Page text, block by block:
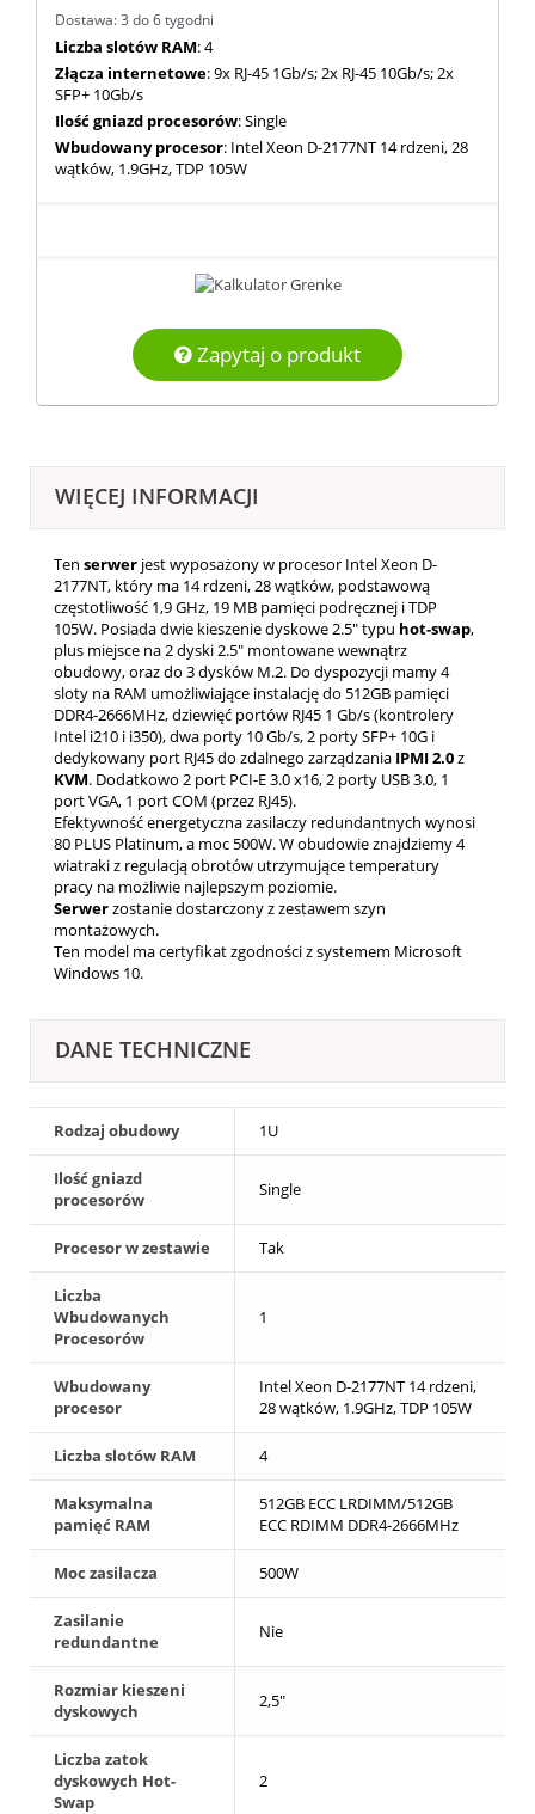
Dostawa: 3 do 6 tygodni
Liczba slotów RAM: 4
Złącza internetowe: 9x RJ-45 1Gb/s; 2x RJ-45 10Gb/s; 2x
SFP+ 10Gb/s
Ilość gniazd procesorów: Single
Wbudowany procesor: Intel Xeon D-2177NT 14 rdzeni, 28
wątków, 1.9GHz, TDP 105W
Zapytaj o produkt
WIĘCEJ INFORMACJI
Ten serwer jest wyposażony w procesor Intel Xeon D-
2177NT, który ma 14 rdzeni, 28 wątków, podstawową
częstotliwość 1,9 GHz, 19 MB pamięci podręcznej i TDP
105W. Posiada dwie kieszenie dyskowe 2.5" typu hot-swap,
plus miejsce na 2 dyski 2.5" montowane wewnątrz
obudowy, oraz do 3 dysków M.2. Do dyspozycji mamy 4
sloty na RAM umożliwiające instalację do 512GB pamięci
DDR4-2666MHz, dziewięć portów RJ45 1 Gb/s (kontrolery
Intel i210 i i350), dwa porty 10 Gb/s, 2 porty SFP+ 10G i
dedykowany port RJ45 do zdalnego zarządzania IPMI2.0z
KVM. Dodatkowo 2 port PCI-E 3.0 x16, 2 porty USB 3.0, 1
port VGA, 1 port COM (przez RJ45).
Efektywność energetyczna zasilaczy redundantnych wynosi
80 PLUS Platinum, a moc 500W. W obudowie znajdziemy 4
wiatraki z regulacją obrotów utrzymujące temperatury
pracy na możliwie najlepszym poziomie.
Serwerzostanie dostarczony z zestawem szyn
montażowych.
Ten model ma certyfikat zgodności z systemem Microsoft
Windows 10.
DANE TECHNICZNE
Rodzaj obudowy 1U
Ilość gniazd
procesorów
Single
Procesor w zestawie Tak
Liczba
Wbudowanych
Procesorów
1
Wbudowany
procesor
Intel Xeon D-2177NT 14 rdzeni,
28 wątków, 1.9GHz, TDP 105W
Liczba slotów RAM 4
Maksymalna
pamięć RAM
512GB ECC LRDIMM/512GB
ECC RDIMM DDR4-2666MHz
Moc zasilacza 500W
Zasilanie
redundantne
Nie
Rozmiar kieszeni
dyskowych
2,5"
Liczba zatok
dyskowych Hot-
Swap
2